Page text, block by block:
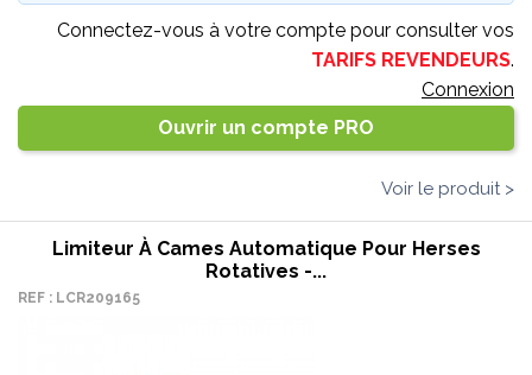
Connectez-vous à votre compte pour consulter vos
TARIFS REVENDEURS.
Connexion
Ouvrir un compte PRO
Voir le produit >
Limiteur À Cames Automatique Pour Herses
Rotatives -...
REF : LCR209165